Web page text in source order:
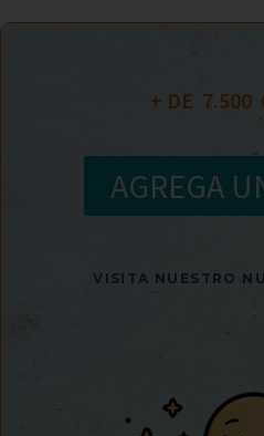
+ DE 7.500
AGREGA
VISITA NUESTRO